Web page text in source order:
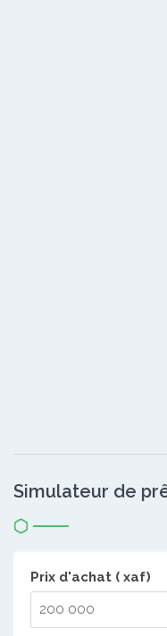
Simulateur de
Prix d'achat ( xaf)